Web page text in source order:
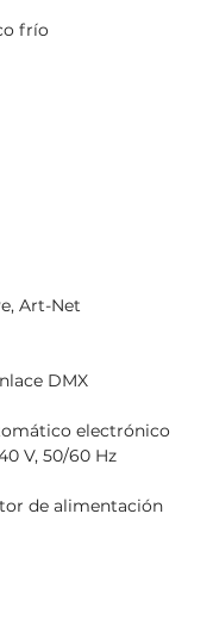
frío
Art-Net
DMX
electrónico
V, 50/60 Hz
de alimentación